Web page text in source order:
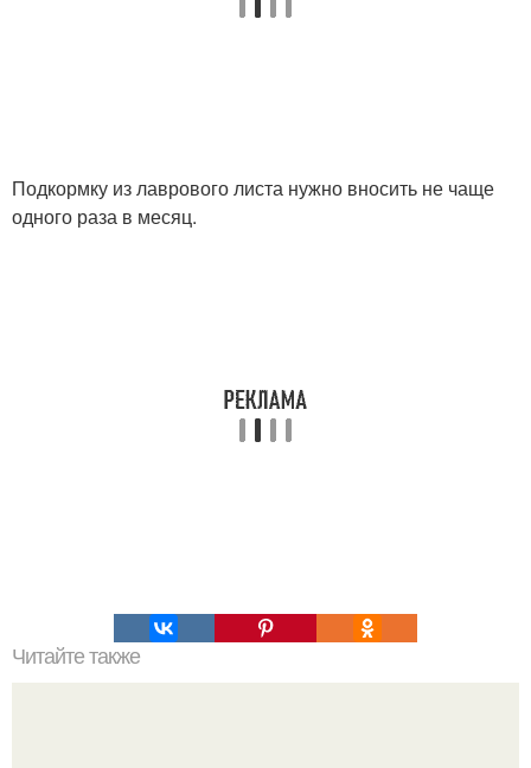
Подкормку из лаврового листа нужно вносить не чаще
одного раза в месяц.
Читайте также